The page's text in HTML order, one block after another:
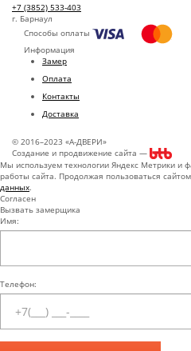
+7 (3852) 533-403
г. Барнаул
Способы оплаты
Информация
Замер
Оплата
Контакты
Доставка
© 2016–2023 «А-ДВЕРИ»
Создание и продвижение сайта —
Мы используем технологии Яндекс Метрики и
работы сайта. Продолжая пользоваться
данных.
Согласен
Вызвать замерщика
Имя:
Телефон: